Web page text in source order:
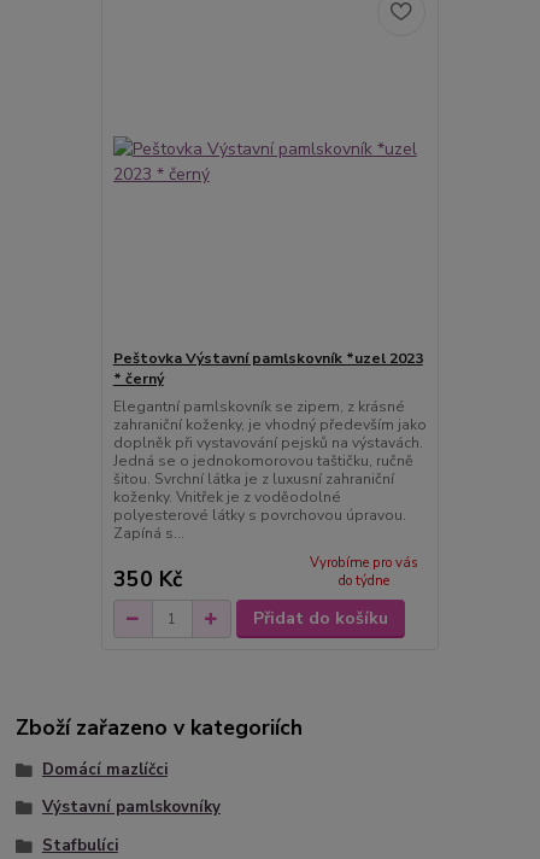
Peštovka Výstavní pamlskovník *uzel 2023
* černý
Elegantní pamlskovník se zipem, z krásné
zahraniční koženky, je vhodný především jako
doplněk při vystavování pejsků na výstavách.
Jedná se o jednokomorovou taštičku, ručně
šitou. Svrchní látka je z luxusní zahraniční
koženky. Vnitřek je z voděodolné
polyesterové látky s povrchovou úpravou.
Zapíná s...
350 Kč
Vyrobíme pro vás
do týdne
Přidat do košíku
Zboží zařazeno v kategoriích
Domácí mazlíčci
Výstavní pamlskovníky
Stafbulíci